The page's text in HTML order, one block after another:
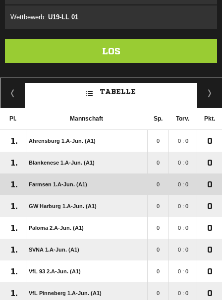
Wettbewerb: U19-LL 01
LOS
TABELLE
Pl. Mannschaft Sp. Torv. Pkt.
1. Ahrensburg 1.A-Jun. (A1) 0 0 : 0 0
1. Blankenese 1.A-Jun. (A1) 0 0 : 0 0
1. Farmsen 1.A-Jun. (A1) 0 0 : 0 0
1. GW Harburg 1.A-Jun. (A1) 0 0 : 0 0
1. Paloma 2.A-Jun. (A1) 0 0 : 0 0
1. SVNA 1.A-Jun. (A1) 0 0 : 0 0
1. VfL 93 2.A-Jun. (A1) 0 0 : 0 0
1. VfL Pinneberg 1.A-Jun. (A1) 0 0 : 0 0